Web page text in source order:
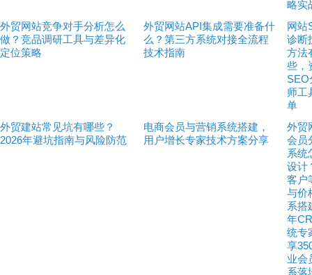
略实
外贸网站竞争对手分析怎么
做？竞品调研工具与差异化
定位策略
外贸网站API集成需要准备什
么？第三方系统对接全流程
技术指南
网站
诊断
方法
些，
SEO
师工
单
外贸建站常见坑有哪些？
2026年避坑指南与风险防范
电商会员与营销系统搭建，
用户增长专家技术方案分享
外贸
会员
系统
设计
客户
与价
系搭
年
统专
享
业会
系落